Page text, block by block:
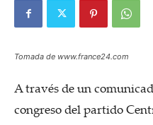
Tomada de www.france24.com
A través de un
congreso del partido